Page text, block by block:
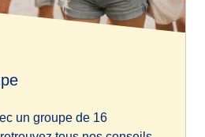
un groupe de 16